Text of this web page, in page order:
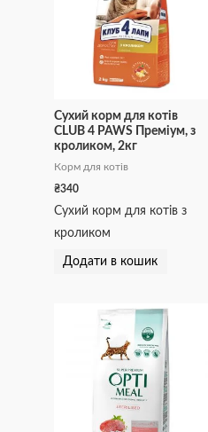
Сухий корм для котів
CLUB 4 PAWS Преміум, з
кроликом, 2кг
Корм для котів
₴340
Сухий корм для котів з
кроликом
Додати в кошик